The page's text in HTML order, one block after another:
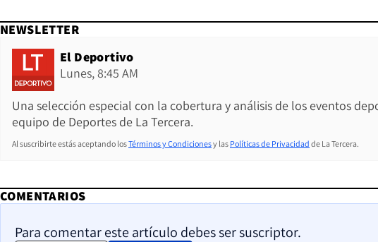
NEWSLETTER
El Deportivo
Lunes, 8:45 AM
Una selección especial con la cobertura y análisis de los eventos
equipo de Deportes de La Tercera.
Al suscribirte estás aceptando losTérminos y Condicionesy las Políticas de Privacidad de La Tercera.
COMENTARIOS
Para comentar este artículo debes ser suscriptor.